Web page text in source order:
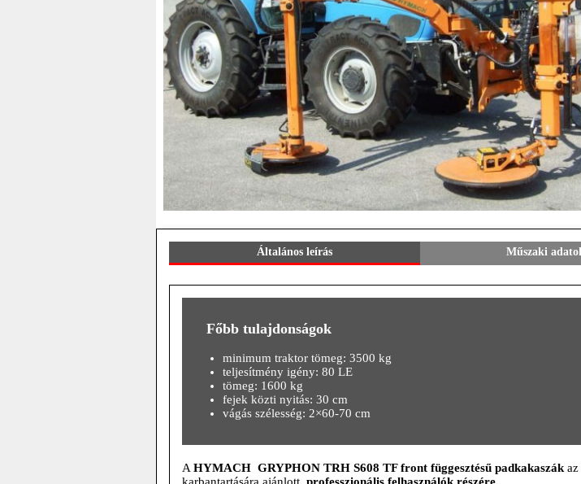
Általános leírás Műszaki
Főbb tulajdonságok
minimum traktor tömeg: 3500 kg
teljesítmény igény: 80 LE
tömeg: 1600 kg
fejek közti nyitás: 30 cm
vágás szélesség: 2×60-70 cm
A HYMACH GRYPHON TRH S608 TF front függesztésű padkakaszák